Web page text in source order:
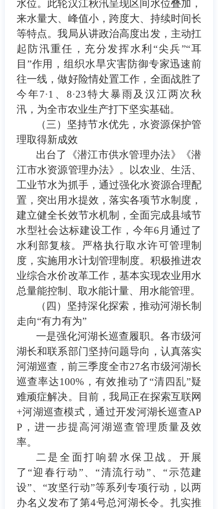
水位。此轮汉江秋汛呈现区间水位叠加，
来水量大、峰值小，跨度大、持续时间长
等特点。我局从讲政治高度出发，主动扛
起防汛重任， 充分发挥水利 “尖兵”“耳
目 ”作用，组织水旱灾害防御专家迅速前
往一线，做好险情处置工作， 全面战胜了
今年7·1 、 8·23特大暴雨及汉江两次秋
汛，为全市农业生产打下坚实基础。
（三）坚持节水优先， 水资源保护管
理取得新成效
出台了《潜江市供水管理办法》《潜
江市水资源管理办法》。
以农业、生活、
工业节水为抓手，通过强化水资源合理配
置，突出用水提效，落实各项节水制度，
建立健全长效节水机制，全面完成县域节
水型社会达标建设工作，今年6 月通过了
水利部复核。严格执行取水许可管理制
度，实施用水计划管理制度。积极推进农
业综合水价改革工作，基本实现农业用水
总量能控制、取水能计量、用水能管理。
（四）坚持深化探索，推动河湖长制
走向“有力有为”
一是强化河湖长巡查履职。各市级河
湖长和联系部门坚持问题导向，认真落实
河湖巡查，前三季度全市27名市级河湖长
巡查率达100% ，有效推动了 “清四乱”疑
难顽症解决。目前，我局正在探索互联网
+河湖巡查模式，通过开发河湖长巡查AP
P ，进一步提高河湖巡查管理质量及效
率。
二是全面打响碧水保卫战。开展
了 “迎春行动 ”、 “清流行动 ”、 “示范建
设”、 “攻坚行动”等系列专项行动，以两
办名义发布了第4号总河湖长令。扎实推